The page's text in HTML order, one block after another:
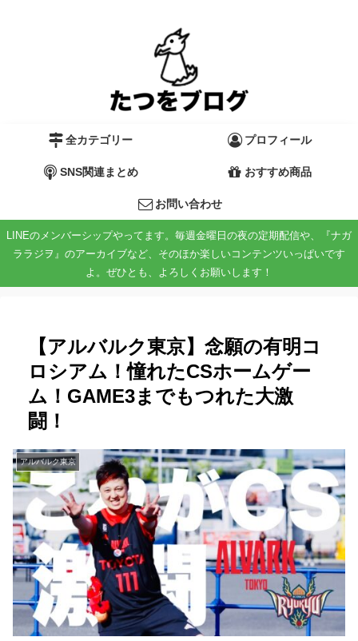
全カテゴリー プロフィール
SNS関連まとめ おすすめ商品
お問い合わせ
LINEのメンバーシップやってます。毎週金曜日の夜の定期配信や、『ナガ
ララジヲ』のアーカイブなど、そのほか楽しいコンテンツいっぱいです
よ。ぜひとも、よろしくお願いします！
【アルバルク東京】念願の有明コ
ロシアム！憧れたCSホームゲー
ム！GAME3までもつれた大激
闘！
アルバルク東京